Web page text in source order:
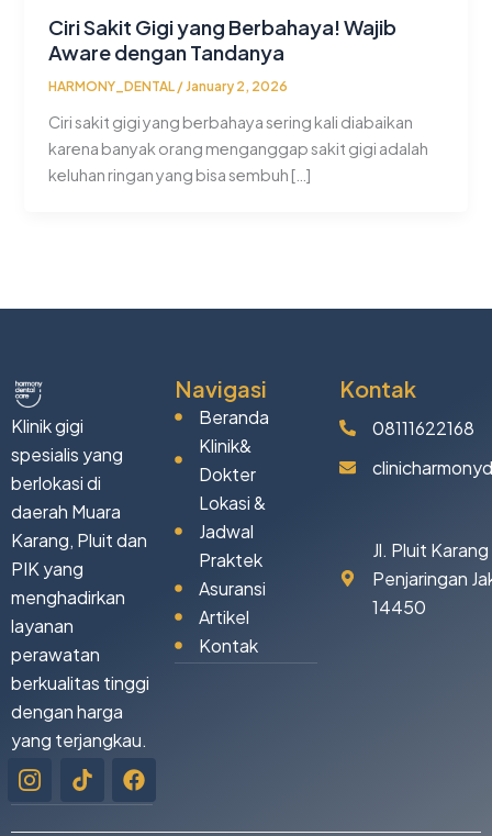
Ciri Sakit Gigi yang Berbahaya! Wajib
Aware dengan Tandanya
HARMONY_DENTAL /January 2, 2026
Ciri sakit gigi yang berbahaya sering kali diabaikan
karena banyak orang menganggap sakit gigi adalah
keluhan ringan yang bisa sembuh […]
Klinik gigi
spesialis yang
berlokasi di
daerah Muara
Karang, Pluit dan
PIK yang
menghadirkan
layanan
perawatan
berkualitas tinggi
dengan harga
yang terjangkau.
Icon-
instagram-
1
TiktokFacebook
Navigasi
Beranda
Klinik&
Dokter
Lokasi &
Jadwal
Praktek
Asuransi
Artikel
Kontak
Kontak
08111622168
Jl. Pluit
Penjaringan
14450